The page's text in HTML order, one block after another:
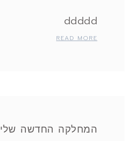
ddddd
READ MORE
המחלקה החדשה שלי